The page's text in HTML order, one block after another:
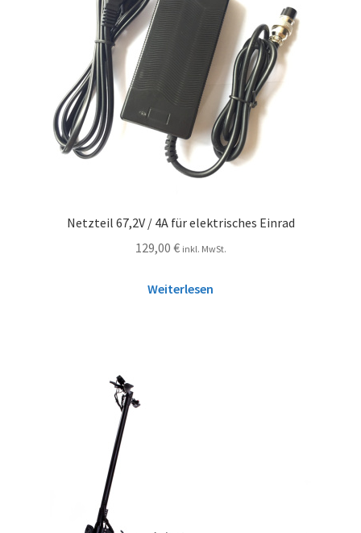
Netzteil 67,2V / 4A für elektrisches Einrad
129,00 € inkl. MwSt.
Weiterlesen